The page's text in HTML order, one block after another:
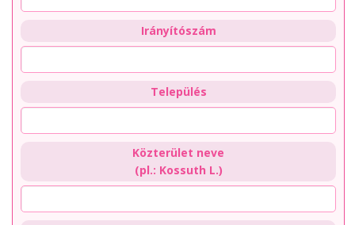
Irányítószám
Település
Közterület neve
(pl.: Kossuth L.)